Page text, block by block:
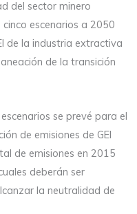
del sector minero
escenarios a 2050
de la industria extractiva
de la transición
se prevé para el
de emisiones de GEI
de emisiones en 2015
deberán ser
la neutralidad de